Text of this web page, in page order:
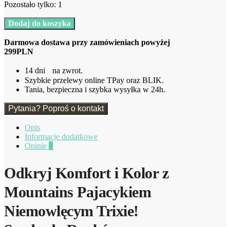
Pozostało tylko: 1
ilość
Mountains
Pajacyk
Niemowlęcy
Dodaj do koszyka
Darmowa dostawa przy zamówieniach powyżej
299PLN
14 dni na zwrot.
Szybkie przelewy online TPay oraz BLIK.
Tania, bezpieczna i szybka wysyłka w 24h.
Pytania? Poproś o kontakt
Opis
Informacje dodatkowe
Opinie
Odkryj Komfort i Kolor z
Mountains Pajacykiem
Niemowlęcym Trixie!